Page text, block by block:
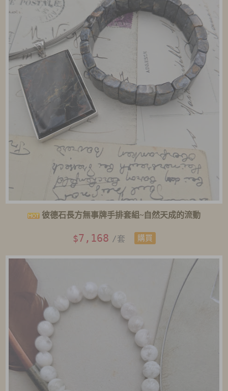
彼德石長方無事牌手排套組~自然天成的流動
$7,168 /套 購買